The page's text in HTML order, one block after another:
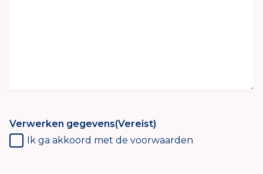
Verwerken gegevens(Vereist)
Ik ga akkoord met de voorwaarden